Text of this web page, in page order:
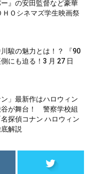
ー』の安田監督など豪華
ＨＯシネマズ学生映画祭
駿の魅力とは！？ 『90
にも迫る！3 月 27 日
」最新作はハロウィン
谷が舞台！ 警察学校組
探偵コナン ハロウィン
解説